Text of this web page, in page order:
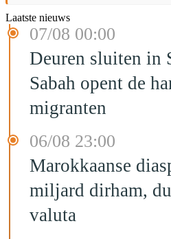
Laatste nieuws
07/08 00:00
Deuren sluiten in
Sabah opent de
migranten
06/08 23:00
Marokkaanse
miljard dirham,
valuta